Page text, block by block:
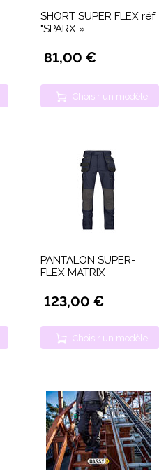
SHORT SUPER FLEX réf
"SPARX »
81,00 €
Choisir un modèle
PANTALON SUPER-
FLEX MATRIX
123,00 €
Choisir un modèle